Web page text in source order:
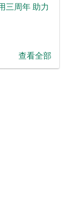
三周年 助力
查看全部